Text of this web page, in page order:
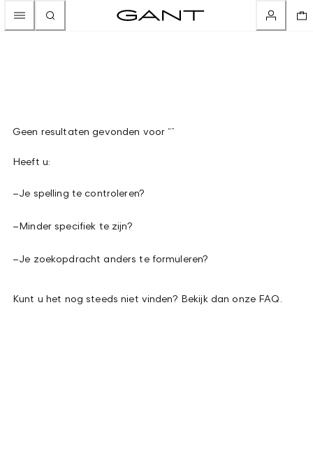
Geen resultaten gevonden voor “”
Heeft u:
–Je spelling te controleren?
–Minder specifiek te zijn?
–Je zoekopdracht anders te formuleren?
Kunt u het nog steeds niet vinden? Bekijk dan onze FAQ.